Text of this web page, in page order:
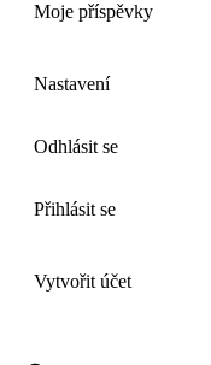
Moje příspěvky
Nastavení
Odhlásit se
Přihlásit se
Vytvořit účet